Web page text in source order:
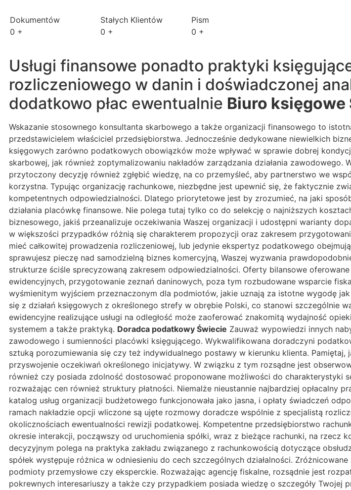
Dokumentów
0 +
Stałych Klientów
0 +
Pism
0 +
Usługi finansowe ponadto praktyki
rozliczeniowego w danin i doświadczonej
dodatkowo płac ewentualnie Biuro księgowe
Wskazanie stosownego konsultanta skarbowego a także organizacji finansowego to
przedstawicielem właściciel przedsiębiorstwa. Jednocześnie dedykowane niewielkich
księgowych zarówno podatkowych obowiązków może wpływać w sprawie dobrej
skarbowej, jak również zoptymalizowaniu nakładów zarządzania działania
przytoczony decyzję również zgłębić wiedzę, na co przemyśleć, aby partnerstwo we
korzystna. Typując organizację rachunkowe, niezbędne jest upewnić się, że faktycznie
kompetentnych odpowiedzialności. Dlatego priorytetowe jest by zrozumieć, na jaki
działania placówkę finansowe. Nie polega tutaj tylko co do selekcję o najniższych
biznesowego, jakiś przeanalizuje oczekiwania Waszej organizacji i udostępni warianty
w większości przypadków różnią się charakterem propozycji oraz zakresem
mieć całkowitej prowadzenia rozliczeniowej, lub jedynie ekspertyz podatkowego
sprawujesz pieczę nad samodzielną biznes komercyjną, Waszej wyzwania
strukturze ściśle sprecyzowaną zakresem odpowiedzialności. Oferty bilansowe
ewidencyjnych, przygotowanie zeznań daninowych, poza tym rozbudowane wsparcie
wyśmienitym wyjściem przeznaczonym dla podmiotów, jakie uznają za istotne wygodę
się z działań księgowych z określonego strefy w obrębie Polski, co stanowi szczególnie
ewidencyjne realizujące usługi na odległość może zaoferować znakomitą wydajność
systemem a także praktyką. Doradca podatkowy Świecie Zauważ wypowiedzi innych
zawodowego i sumienności placówki księgującego. Wykwalifikowana doradczyni
sztuką porozumiewania się czy też indywidualnego postawy w kierunku klienta.
przyswojenie oczekiwań określonego inicjatywy. W związku z tym rozsądne jest
również czy posiada zdolność dostosować proponowane możliwości do charakterystyki
rozważając cen również struktury płatności. Niemalże nieustannie najbardziej
katalog usług organizacji budżetowego funkcjonowała jako jasna, i opłaty świadczeń
ramach nakładzie opcji wliczone są ujęte rozmowy doradcze wspólnie z specjalistą
okolicznościach ewentualności rewizji podatkowej. Kompetentne przedsiębiorstwo
okresie interakcji, począwszy od uruchomienia spółki, wraz z bieżące rachunki, na rzecz
decyzyjnym polega na praktyka zakładu związanego z rachunkowością dotyczące
spółek występuje różnica w odniesieniu do cech szczególnych działalności.
podmioty przemysłowe czy eksperckie. Rozważając agencję fiskalne, rozsądnie jest
pokrewnych interesariuszy a także czy przypadkiem posiada wiedzę o szczegóły